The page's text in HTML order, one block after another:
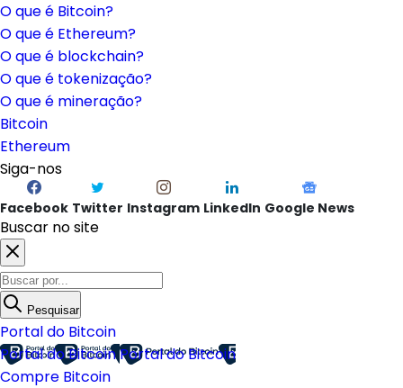
O que é Bitcoin?
O que é Ethereum?
O que é blockchain?
O que é tokenização?
O que é mineração?
Bitcoin
Ethereum
Siga-nos
Facebook Twitter Instagram LinkedIn Google News
Buscar no site
Pesquisar
Portal do Bitcoin
Portal do BitcoinPortal do Bitcoin
Compre Bitcoin